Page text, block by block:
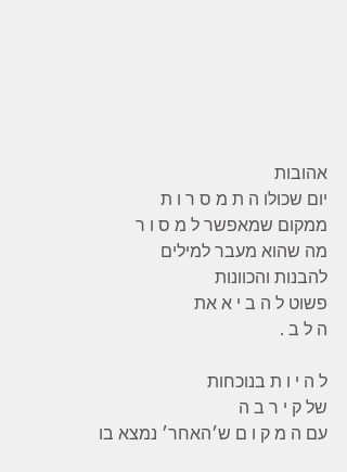
אהובות
יום שכולו ה ת מ ס ר ו ת
ממקום שמאפשר ל מ ס ו ר
מה שהוא מעבר למילים
להבנות והכוונות
פשוט ל ה ב י א את
ה ל ב .
ל ה י ו ת בנוכחות
של ק י ר ב ה
עם ה מ ק ו ם ש׳האחר׳ נמצא בו